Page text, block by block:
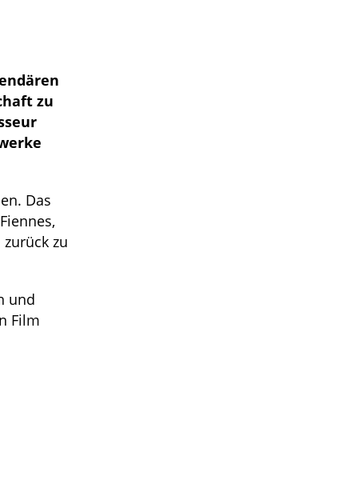
zu
Das
zu
und
Film